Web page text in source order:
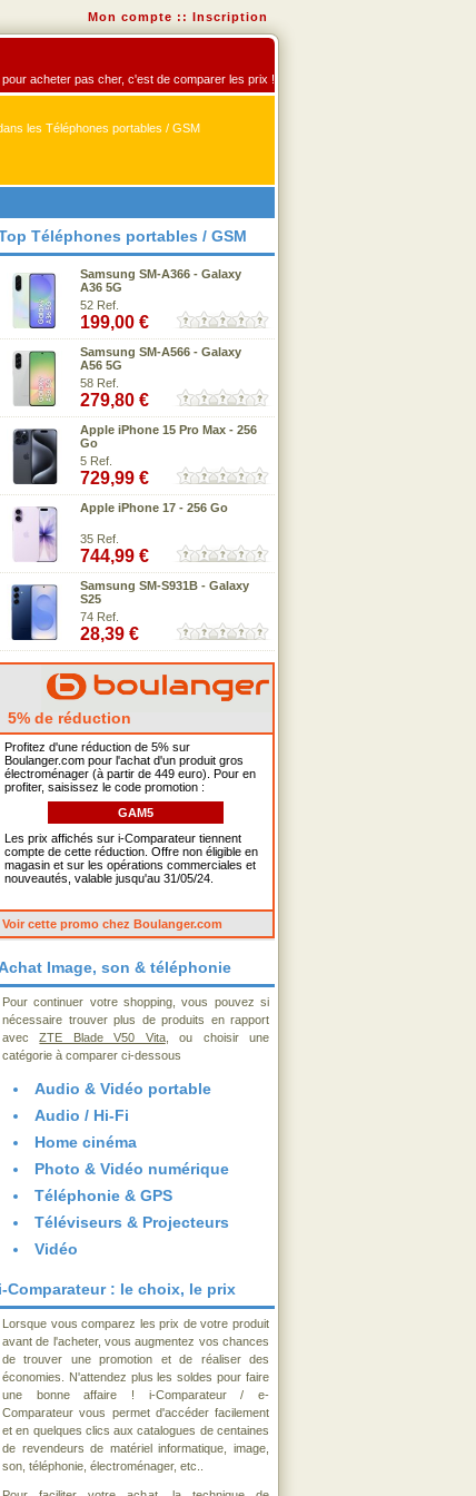
Mon compte :: Inscription
acheter pas cher, c'est de comparer les prix !
les Téléphones portables / GSM
Téléphones portables / GSM
Samsung SM-A366 - Galaxy
A36 5G
52 Ref.
199,00 €
Samsung SM-A566 - Galaxy
A56 5G
58 Ref.
279,80 €
Apple iPhone 15 Pro Max - 256
Go
5 Ref.
729,99 €
Apple iPhone 17 - 256 Go
35 Ref.
744,99 €
Samsung SM-S931B - Galaxy
S25
74 Ref.
28,39 €
5% de réduction
Profitez d'une réduction de 5% sur
Boulanger.com pour l'achat d'un produit gros
électroménager (à partir de 449 euro). Pour en
profiter, saisissez le code promotion :
GAM5
Les prix affichés sur i-Comparateur tiennent
compte de cette réduction. Offre non éligible en
magasin et sur les opérations commerciales et
nouveautés, valable jusqu'au 31/05/24.
Voir cette promo chez Boulanger.com
Image, son & téléphonie
Pour continuer votre shopping, vous pouvez si
nécessaire trouver plus de produits en rapport
avecZTE Blade V50 Vita, ou choisir une
catégorie à comparer ci-dessous
Audio & Vidéo portable
Audio / Hi-Fi
Home cinéma
Photo & Vidéo numérique
Téléphonie & GPS
Téléviseurs & Projecteurs
Vidéo
i-Comparateur : le choix, le prix
Lorsque vous comparez les prix de votre produit
avant de l'acheter, vous augmentez vos chances
de trouver une promotion et de réaliser des
économies. N'attendez plus les soldes pour faire
une bonne affaire ! i-Comparateur / e-
Comparateur vous permet d'accéder facilement
et en quelques clics aux catalogues de centaines
de revendeurs de matériel informatique, image,
son, téléphonie, électroménager, etc..